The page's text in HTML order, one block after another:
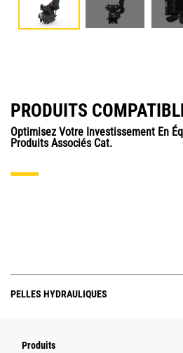
PRODUITS
Optimisez Votre Investissement En
Produits Associés Cat.
PELLES HYDRAULIQUES
Produits